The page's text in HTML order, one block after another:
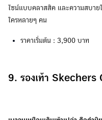
ไซน์แบบคลาสสิค และความสบายใ
ใครหลายๆ คน
ราคาเริ่มต้น : 3,900 บาท
9. รองเท้า Skechers